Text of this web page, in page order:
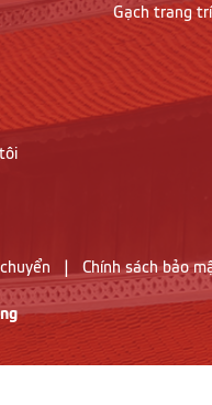
Gạch trang trí
Chính sách bảo